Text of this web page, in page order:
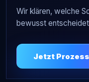
Wir klären, welche
bewusst
Jetzt